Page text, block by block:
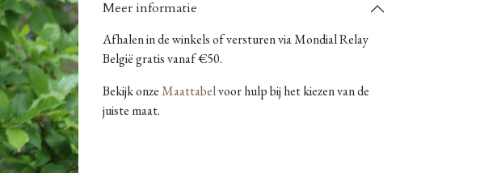
Meer informatie
Afhalen in de winkels of versturen via Mondial Relay
België gratis vanaf €50.
Bekijk onzeMaattabelvoor hulp bij het kiezen van de
juiste maat.